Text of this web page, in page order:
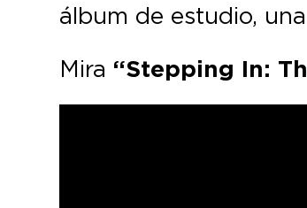
álbum de estudio,
Mira “Stepping In: